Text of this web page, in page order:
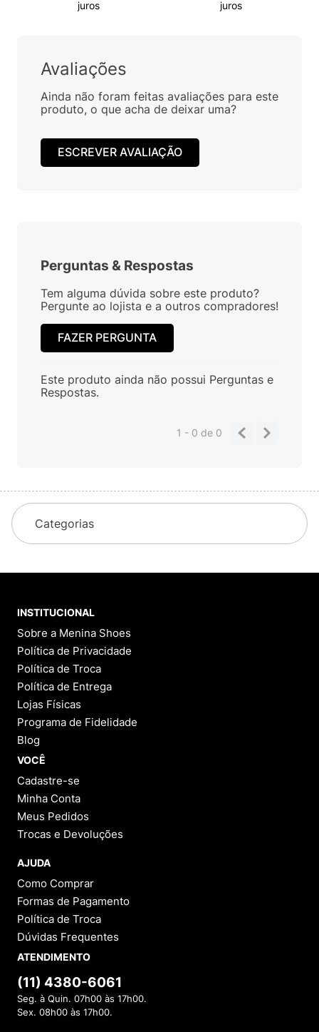
juros juros
Avaliações
Ainda não foram feitas avaliações para este
produto, o que acha de deixar uma?
ESCREVER AVALIAÇÃO
Perguntas & Respostas
Tem alguma dúvida sobre este produto?
Pergunte ao lojista e a outros compradores!
FAZER PERGUNTA
Este produto ainda não possui Perguntas e
Respostas.
1 - 0de 0
Categorias
INSTITUCIONAL
Sobre a Menina Shoes
Política de Privacidade
Política de Troca
Política de Entrega
Lojas Físicas
Programa de Fidelidade
Blog
VOCÊ
Cadastre-se
Minha Conta
Meus Pedidos
Trocas e Devoluções
AJUDA
Como Comprar
Formas de Pagamento
Política de Troca
Dúvidas Frequentes
ATENDIMENTO
(11) 4380-6061
Seg. à Quin. 07h00 às 17h00.
Sex. 08h00 às 17h00.